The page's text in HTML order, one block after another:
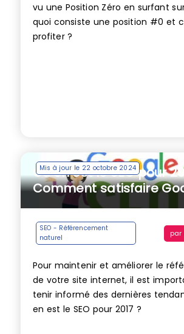
vu une Position Zéro en surfant
quoi consiste une position #0 et
profiter ?
Mis à jour le 22 octobre 2024
Où en est le SEO pour
Comment satisfaire
SEO - Référencement
naturel
par
Pour maintenir et améliorer le
de votre site internet, il est
tenir informé des dernières
en est le SEO pour 2017 ?